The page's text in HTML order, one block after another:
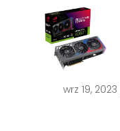
wrz 19, 2023